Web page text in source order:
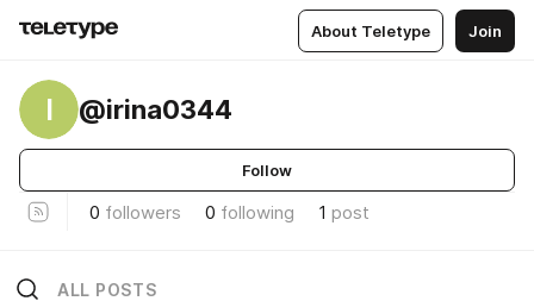
About Teletype Join
I @irina0344
Follow
0 followers 0 following 1 post
ALL POSTS